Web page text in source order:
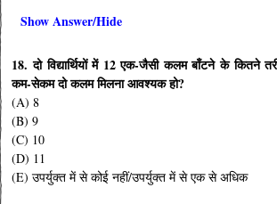
Show Answer/Hide
18. दो विद्यार्थियों में 12 एक-जैसी कलम बाँटने के कितने
कम-सेकम दो कलम मिलना आवश्यक हो?
(A) 8
(B) 9
(C) 10
(D) 11
(E) उपर्युक्त में से कोई नहीं/उपर्युक्त में से एक से अधिक